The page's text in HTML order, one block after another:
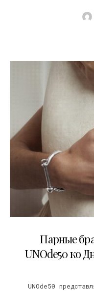
Парные
UNOde50 ко
UNOde50